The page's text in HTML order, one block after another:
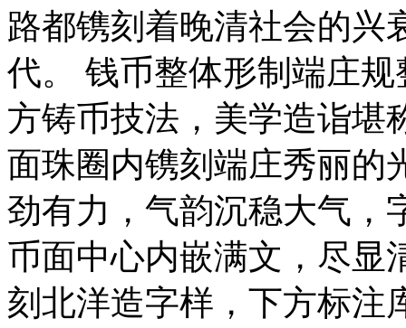
路都镌刻着晚清社会的兴
代。 钱币整体形制端庄
方铸币技法，美学造诣堪
面珠圈内镌刻端庄秀丽的
劲有力，气韵沉稳大气，
币面中心内嵌满文，尽显
刻北洋造字样，下方标注